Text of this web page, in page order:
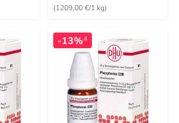
(1209,00 €/1 kg)
-13%4